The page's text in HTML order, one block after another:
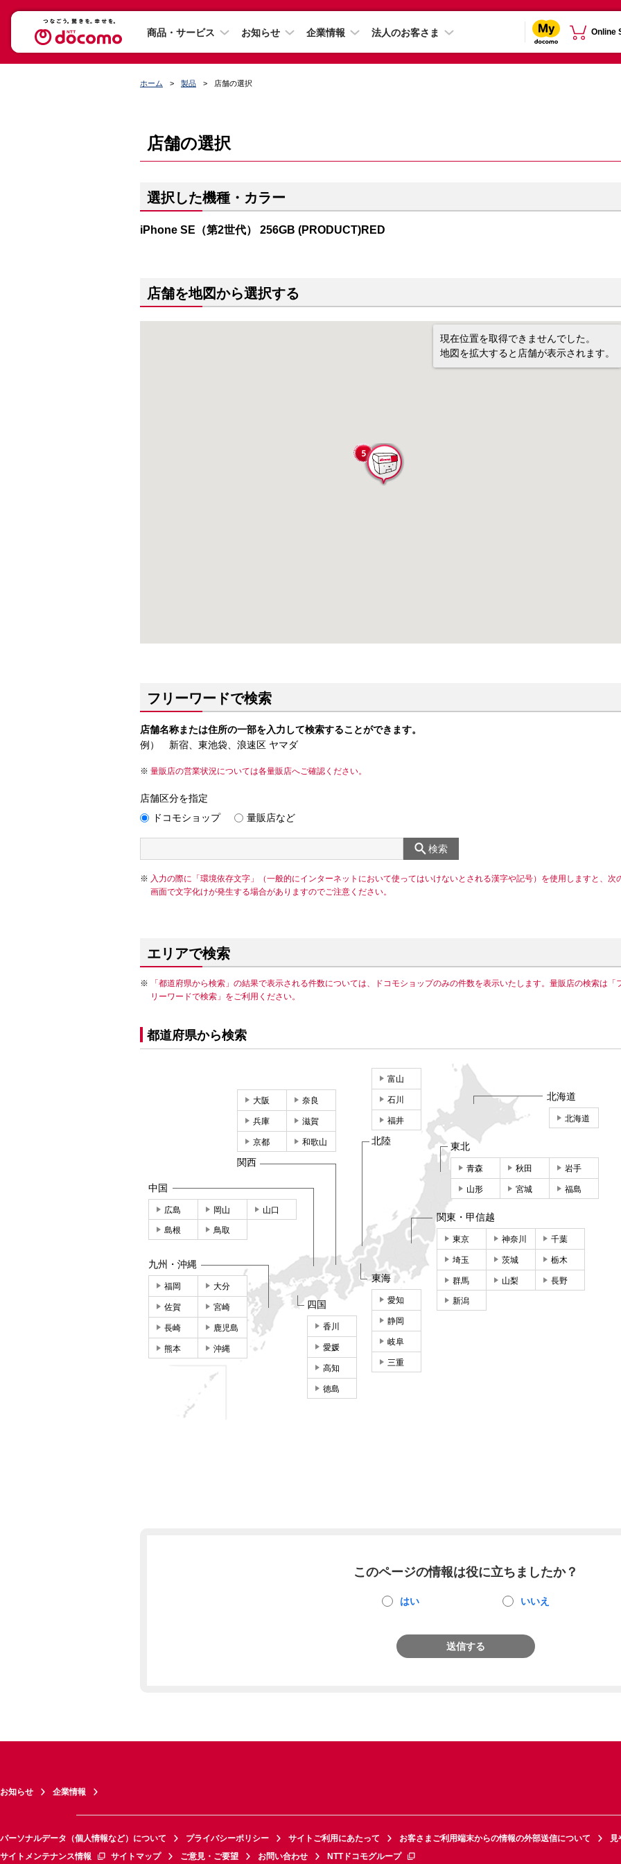
商品・サービス お知らせ 企業情報 法人のお客さま Online
ホーム 製品 店舗の選択
店舗の選択
選択した機種・カラー
iPhone SE（第2世代） 256GB (PRODUCT)RED
店舗を地図から選択する
現在位置を取得できませんでした。
地図を拡大すると店舗が表示されます。
フリーワードで検索
店舗名称または住所の一部を入力して検索することができます。
例） 新宿、東池袋、浪速区 ヤマダ
量販店の営業状況については各量販店へご確認ください。
店舗区分を指定
ドコモショップ
量販店など
検索
入力の際に「環境依存文字」（一般的にインターネットにおいて使ってはいけないとされる漢字や記号）を使用しますと、次
画面で文字化けが発生する場合がありますのでご注意ください。
エリアで検索
「都道府県から検索」の結果で表示される件数については、ドコモショップのみの件数を表示いたします。量販店の検索は「
リーワードで検索」をご利用ください。
都道府県から検索
北海道
北海道
東北
青森 秋田 岩手
山形 宮城 福島
関東・甲信越
東京 神奈川 千葉
埼玉 茨城 栃木
群馬 山梨 長野
新潟
東海
愛知
静岡
岐阜
三重
富山
石川
福井
北陸
大阪 奈良
兵庫 滋賀
京都 和歌山
関西
中国
広島 岡山 山口
島根 鳥取
四国
香川
愛媛
高知
徳島
九州・沖縄
福岡 大分
佐賀 宮崎
長崎 鹿児島
熊本 沖縄
このページの情報は役に立ちましたか？
はい いいえ
送信する
お知らせ 企業情報
パーソナルデータ（個人情報など）について プライバシーポリシー サイトご利用にあたって お客さまご利用端末からの情報の外部送信について
見
サイトメンテナンス情報
サイトマップ ご意見・ご要望 お問い合わせ NTTドコモグループ